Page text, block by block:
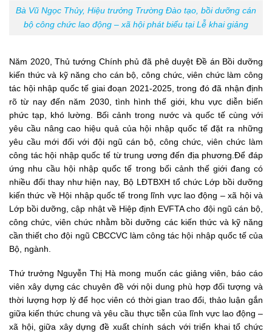
Bà Vũ Ngọc Thủy, Hiệu trưởng Trường Đào tạo, bồi dưỡng cán
bộ công chức lao động – xã hội phát biểu tại Lễ khai giảng
Năm 2020, Thủ tướng Chính phủ đã phê duyệt Đề án Bồi dưỡng
kiến thức và kỹ năng cho cán bộ, công chức, viên chức làm công
tác hội nhập quốc tế giai đoạn 2021-2025, trong đó đã nhận định
rõ từ nay đến năm 2030, tình hình thế giới, khu vực diễn biến
phức tạp, khó lường. Bối cảnh trong nước và quốc tế cùng với
yêu cầu nâng cao hiệu quả của hội nhập quốc tế đặt ra những
yêu cầu mới đối với đội ngũ cán bộ, công chức, viên chức làm
công tác hội nhập quốc tế từ trung ương đến địa phương.Để đáp
ứng nhu cầu hội nhập quốc tế trong bối cảnh thế giới đang có
nhiều đổi thay như hiện nay, Bộ LĐTBXH tổ chức Lớp bồi dưỡng
kiến thức về Hội nhập quốc tế trong lĩnh vực lao động – xã hội và
Lớp bồi dưỡng, cập nhật về Hiệp định EVFTA cho đội ngũ cán bộ,
công chức, viên chức nhằm bồi dưỡng các kiến thức và kỹ năng
cần thiết cho đội ngũ CBCCVC làm công tác hội nhập quốc tế của
Bộ, ngành.
Thứ trưởng Nguyễn Thị Hà mong muốn các giảng viên, báo cáo
viên xây dựng các chuyên đề với nội dung phù hợp đối tượng và
thời lượng hợp lý để học viên có thời gian trao đổi, thảo luận gắn
giữa kiến thức chung và yêu cầu thực tiễn của lĩnh vực lao động –
xã hội, giữa xây dựng đề xuất chính sách với triển khai tổ chức